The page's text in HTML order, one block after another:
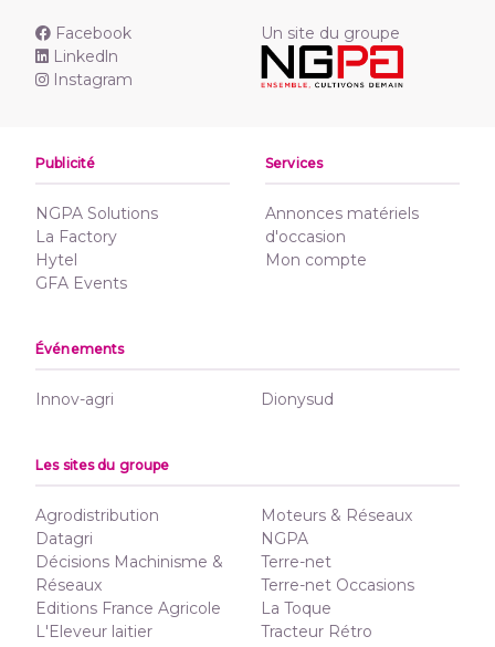
Facebook
Linkedln
Instagram
Un site du groupe
Publicité
NGPA Solutions
La Factory
Hytel
GFA Events
Services
Annonces matériels
d'occasion
Mon compte
Événements
Innov-agri Dionysud
Les sites du groupe
Agrodistribution
Datagri
Décisions Machinisme &
Réseaux
Editions France Agricole
L'Eleveur laitier
Moteurs & Réseaux
NGPA
Terre-net
Terre-net Occasions
La Toque
Tracteur Rétro